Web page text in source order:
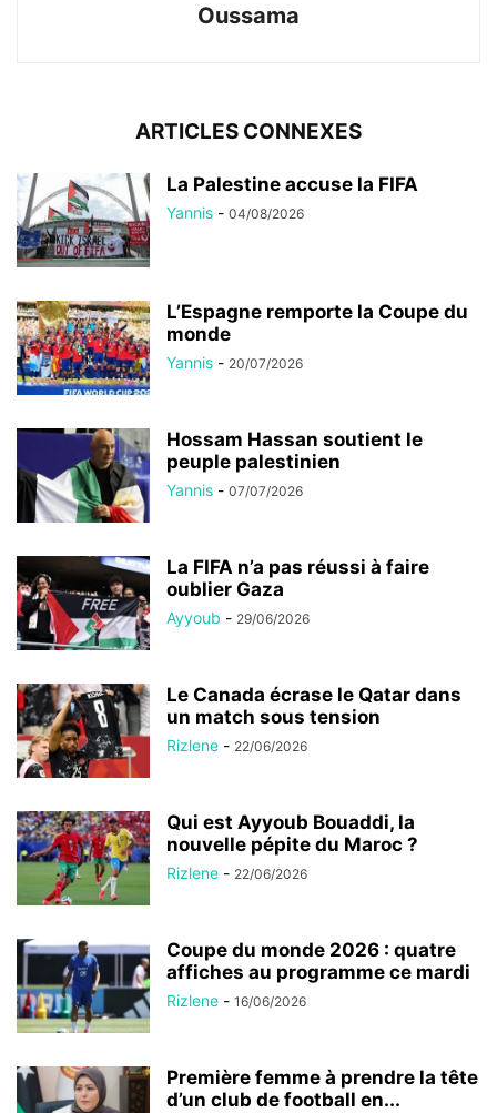
Oussama
ARTICLES CONNEXES
La Palestine accuse la FIFA
Yannis - 04/08/2026
L’Espagne remporte la Coupe du
monde
Yannis - 20/07/2026
Hossam Hassan soutient le
peuple palestinien
Yannis - 07/07/2026
La FIFA n’a pas réussi à faire
oublier Gaza
Ayyoub - 29/06/2026
Le Canada écrase le Qatar dans
un match sous tension
Rizlene - 22/06/2026
Qui est Ayyoub Bouaddi, la
nouvelle pépite du Maroc ?
Rizlene - 22/06/2026
Coupe du monde 2026 : quatre
affiches au programme ce mardi
Rizlene - 16/06/2026
Première femme à prendre la tête
d’un club de football en...